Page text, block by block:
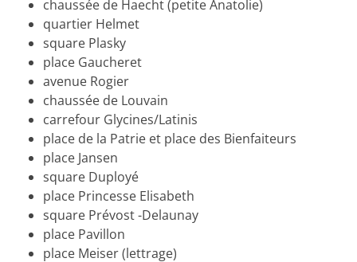
chaussée de Haecht (petite Anatolie)
quartier Helmet
square Plasky
place Gaucheret
avenue Rogier
chaussée de Louvain
carrefour Glycines/Latinis
place de la Patrie et place des Bienfaiteurs
place Jansen
square Duployé
place Princesse Elisabeth
square Prévost -Delaunay
place Pavillon
place Meiser (lettrage)